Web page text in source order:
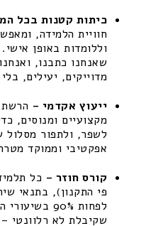
כיתות קטנות בכל
חוויית הלמידה,
וללומדות באופן
שאנחנו כתבנו,
מדוייקים, יעילים,
ייעוץ אקדמי – הרשת
מקצועיים ומנוסים,
לשפר, ולתפור מסלול
אפקטיבי וממוקד
קורס חוזר – כל
פי התקנון), בתנאי
לפחות 90%
שקיבלת לא רלוונטי